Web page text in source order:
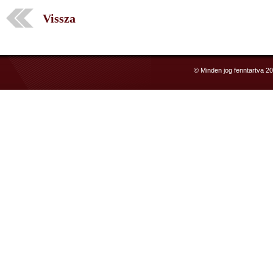
Vissza
© Minden jog fenntartva